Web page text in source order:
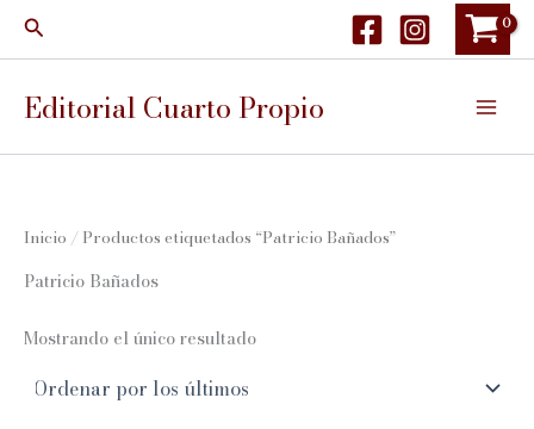
Buscar
Editorial Cuarto Propio
Inicio / Productos etiquetados “Patricio Bañados”
Patricio Bañados
Mostrando el único resultado